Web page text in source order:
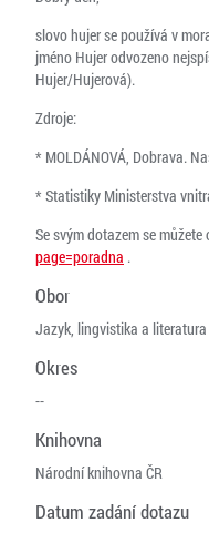
slovo hujer se používá v
jméno Hujer odvozeno
Hujer/Hujerová).
Zdroje:
* MOLDÁNOVÁ, Dobrava.
* Statistiky Ministerstva
Se svým dotazem se
page=poradna .
Obor
Jazyk, lingvistika a literatura
Okres
--
Knihovna
Národní knihovna ČR
Datum zadání dotazu